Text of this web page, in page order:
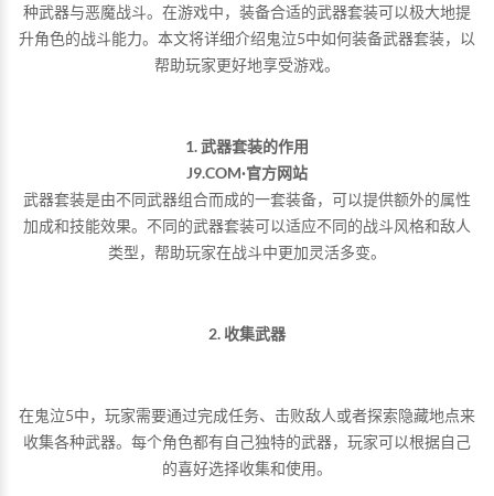
种武器与恶魔战斗。在游戏中，装备合适的武器套装可以极大地提
升角色的战斗能力。本文将详细介绍鬼泣5中如何装备武器套装，以
帮助玩家更好地享受游戏。
1. 武器套装的作用
J9.COM·官方网站
武器套装是由不同武器组合而成的一套装备，可以提供额外的属性
加成和技能效果。不同的武器套装可以适应不同的战斗风格和敌人
类型，帮助玩家在战斗中更加灵活多变。
2. 收集武器
在鬼泣5中，玩家需要通过完成任务、击败敌人或者探索隐藏地点来
收集各种武器。每个角色都有自己独特的武器，玩家可以根据自己
的喜好选择收集和使用。